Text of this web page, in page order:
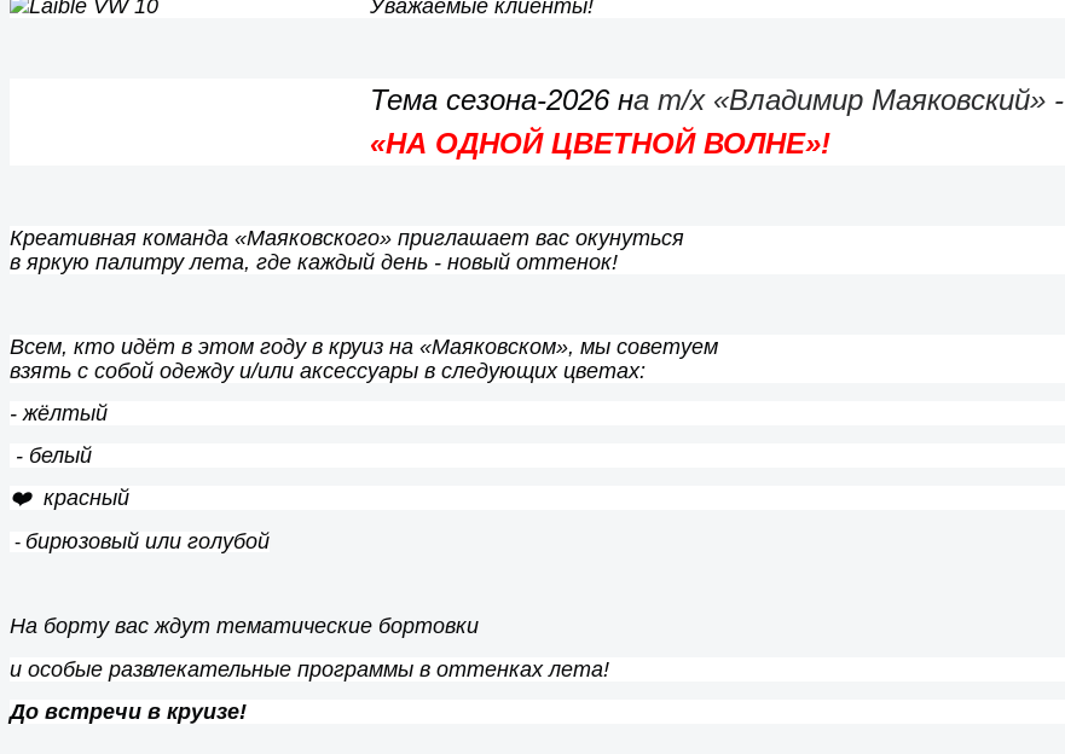
Уважаемые клиенты!
Тема сезона-2026 на т/х «Владимир Маяковский» -
«НА ОДНОЙ ЦВЕТНОЙ ВОЛНЕ»!
Креативная команда «Маяковского» приглашает вас окунуться
в яркую палитру лета, где каждый день - новый оттенок!
Всем, кто идёт в этом году в круиз на «Маяковском», мы советуем
взять с собой одежду и/или аксессуары в следующих цветах:
- жёлтый
- белый
❤️ красный
- бирюзовый или голубой
На борту вас ждут тематические бортовки
и особые развлекательные программы в оттенках лета!
До встречи в круизе!